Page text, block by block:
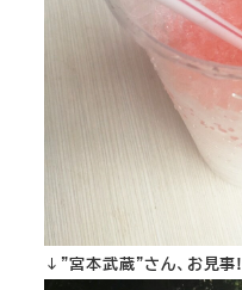
↓”宮本武蔵”さん、お見事!